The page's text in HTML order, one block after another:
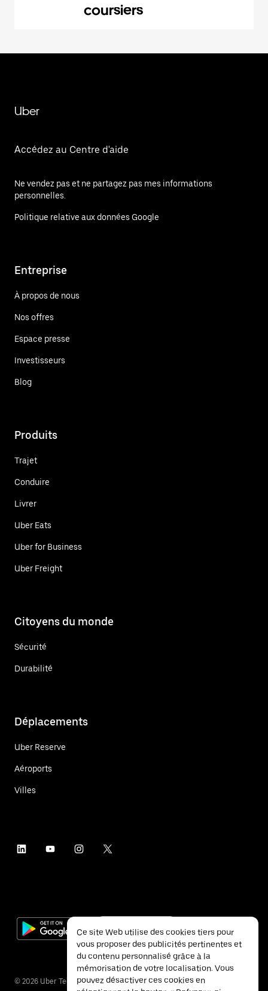
coursiers
Uber
Accédez au Centre d'aide
Ne vendez pas et ne partagez pas mes informations
personnelles.
Politique relative aux données Google
Entreprise
À propos de nous
Nos offres
Espace presse
Investisseurs
Blog
Produits
Trajet
Conduire
Livrer
Uber Eats
Uber for Business
Uber Freight
Citoyens du monde
Sécurité
Durabilité
Déplacements
Uber Reserve
Aéroports
Villes
© 2026 Uber Technologies Inc.
Ce site Web utilise des cookies tiers pour
vous proposer des publicités pertinentes et
du contenu personnalisé grâce à la
mémorisation de votre localisation. Vous
pouvez désactiver ces cookies en